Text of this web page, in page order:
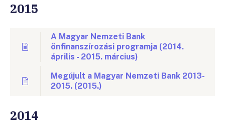
2015
A Magyar Nemzeti Bank
önfinanszírozási programja (2014.
április - 2015. március)
Megújult a Magyar Nemzeti Bank 2013-
2015. (2015.)
2014